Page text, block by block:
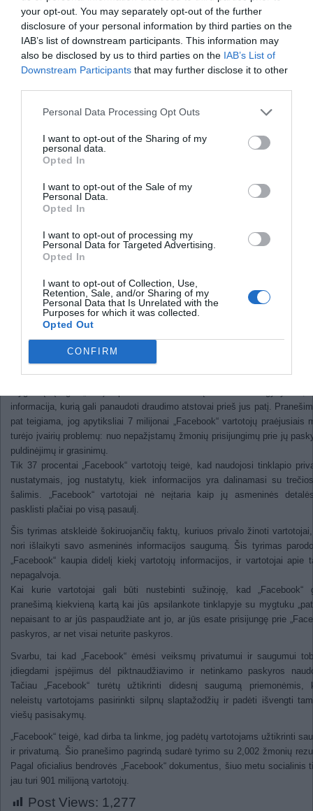
your opt-out. You may separately opt-out of the further
disclosure of your personal information by third parties on the
IAB’s list of downstream participants. This information may
also be disclosed by us to third parties on the IAB’s List of
Downstream Participants that may further disclose it to other
Personal Data Processing Opt Outs
I want to opt-out of the Sharing of my
personal data.
Opted In
I want to opt-out of the Sale of my
Personal Data.
Opted In
I want to opt-out of processing my
Personal Data for Targeted Advertising.
Opted In
I want to opt-out of Collection, Use,
Retention, Sale, and/or Sharing of my
Personal Data that Is Unrelated with the
Purposes for which it was collected.
Opted Out
CONFIRM
stiklą padaro skaidresniu
Pojūčiai per odą įtakoja mūsų klausą
Kokią žalą daro ant kelių barstoma
druska?
Internetiniai nusikaltėliai pelnosi
Daugelis „Facebook“ vartotojų
neįvertina privatumo grėsmių
daugelis populiariausio socialinio
„Facebook“ vartotojų nežino ir nesiima
Buvo išsiaiškinta, jog beveik 13 milijonų
Amerikos Valstijų „Facebook“ vartotojų
tinklapyje. Apytikriai 4,8 milijono JAV gyventojų publikavo, kur ir kurią
planuoja važiuoti atostogauti, o tai galimas įspėjimas vagims.
Be to, 4,7 milijono JAV gyventojų „Facebook“ tinklapyje spaudė
informacija, kurią gali panaudoti draudimo atstovai prieš jus patį.
pat teigiama, jog apytiksliai 7 milijonai „Facebook“ vartotojų praėjusiais
turėjo įvairių problemų: nuo nepažįstamų žmonių prisijungimų prie jų
puldinėjimų ir grasinimų.
Tik 37 procentai „Facebook“ vartotojų teigė, kad naudojosi tinklapio
nustatymais, jog nustatytų, kiek informacijos yra dalinamasi su
šalimis. „Facebook“ vartotojai nė neįtaria kaip jų asmeninės
pasklisti plačiai po visą pasaulį.
Šis tyrimas atskleidė šokiruojančių faktų, kuriuos privalo žinoti
nori išlaikyti savo asmeninės informacijos saugumą. Šis tyrimas
„Facebook“ kaupia didelį kiekį vartotojų informacijos, ir vartotojai apie
nepagalvoja.
Kai kurie vartotojai gali būti nustebinti sužinoję, kad „Facebook“
pranešimą kiekvieną kartą kai jūs apsilankote tinklapyje su mygtuku
nepaisant to ar jūs paspaudžiate ant jo, ar jūs esate prisijungę prie
paskyros, ar net visai neturite paskyros.
Svarbu, tai kad „Facebook“ ėmėsi veiksmų privatumui ir saugumui
įdiegdami įspėjimus dėl piktnaudžiavimo ir netinkamo paskyros
Tačiau „Facebook“ turėtų užtikrinti didesnį saugumą priemonėmis,
neleistų vartotojams pasirinkti silpnų slaptažodžių ir padėti išvengti
viešų pasisakymų.
„Facebook“ teigė, kad dirba ta linkme, jog padėtų vartotojams užtikrinti
ir privatumą. Šio pranešimo pagrindą sudarė tyrimo su 2,002 žmonių
Pagal oficialius bendrovės „Facebook“ dokumentus, šiuo metu socialinis
jau turi 901 milijoną vartotojų.
Post Views: 1,277